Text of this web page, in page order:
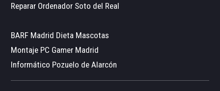
Reparar Ordenador Soto del Real
BARF Madrid Dieta Mascotas
Montaje PC Gamer Madrid
Informático Pozuelo de Alarcón